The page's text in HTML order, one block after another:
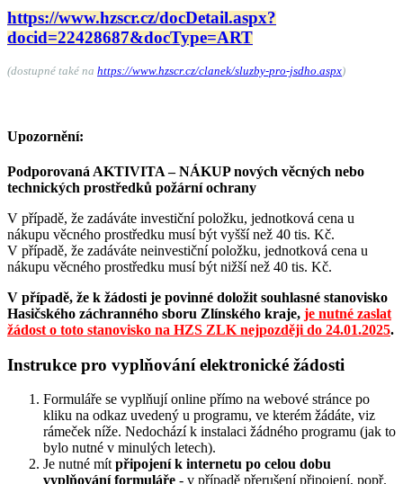
https://www.hzscr.cz/docDetail.aspx?
docid=22428687&docType=ART
(dostupné také na https://www.hzscr.cz/clanek/sluzby-pro-jsdho.aspx)
Upozornění:
Podporovaná AKTIVITA – NÁKUP nových věcných nebo
technických prostředků požární ochrany
V případě, že zadáváte investiční položku, jednotková cena u
nákupu věcného prostředku musí být vyšší než 40 tis. Kč.
V případě, že zadáváte neinvestiční položku, jednotková cena u
nákupu věcného prostředku musí být nižší než 40 tis. Kč.
V případě, že k žádosti je povinné doložit souhlasné stanovisko
Hasičského záchranného sboru Zlínského kraje, je nutné zaslat
žádost o toto stanovisko na HZS ZLK nejpozději do 24.01.2025.
Instrukce pro vyplňování elektronické žádosti
Formuláře se vyplňují online přímo na webové stránce po
kliku na odkaz uvedený u programu, ve kterém žádáte, viz
rámeček níže. Nedochází k instalaci žádného programu (jak to
bylo nutné v minulých letech).
Je nutné mít připojení k internetu po celou dobu
vyplňování formuláře - v případě přerušení připojení, popř.